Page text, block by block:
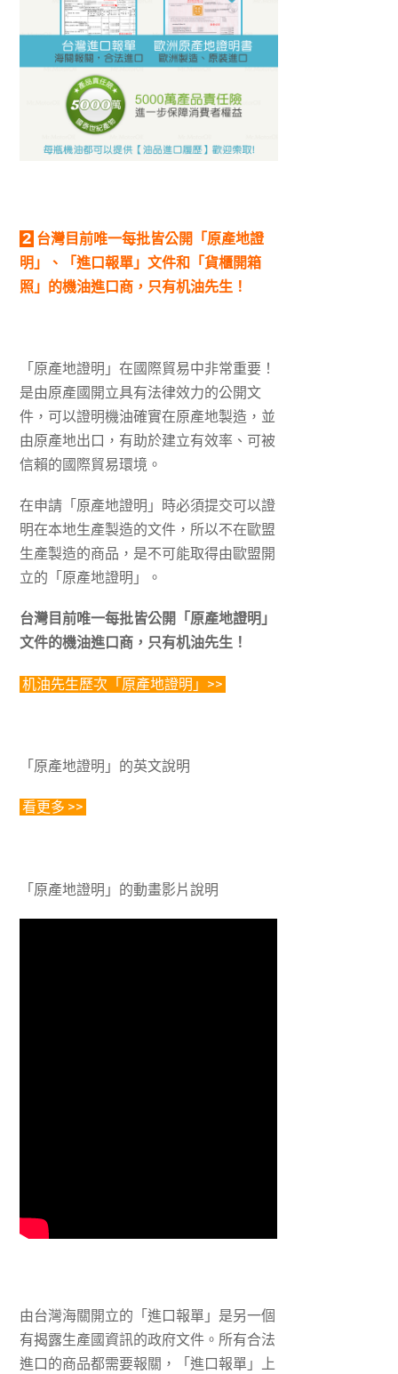
2 台灣目前唯一每批皆公開「原產地證
明」、「進口報單」文件和「貨櫃開箱
照」的機油進口商，只有机油先生！
「原產地證明」在國際貿易中非常重要！
是由原產國開立具有法律效力的公開文
件，可以證明機油確實在原產地製造，並
由原產地出口，有助於建立有效率、可被
信賴的國際貿易環境。
在申請「原產地證明」時必須提交可以證
明在本地生產製造的文件，所以不在歐盟
生產製造的商品，是不可能取得由歐盟開
立的「原產地證明」。
台灣目前唯一每批皆公開「原產地證明」
文件的機油進口商，只有机油先生！
机油先生歷次「原產地證明」>>
「原產地證明」的英文說明
看更多 >>
「原產地證明」的動畫影片說明
由台灣海關開立的「進口報單」是另一個
有揭露生產國資訊的政府文件。所有合法
進口的商品都需要報關，「進口報單」上